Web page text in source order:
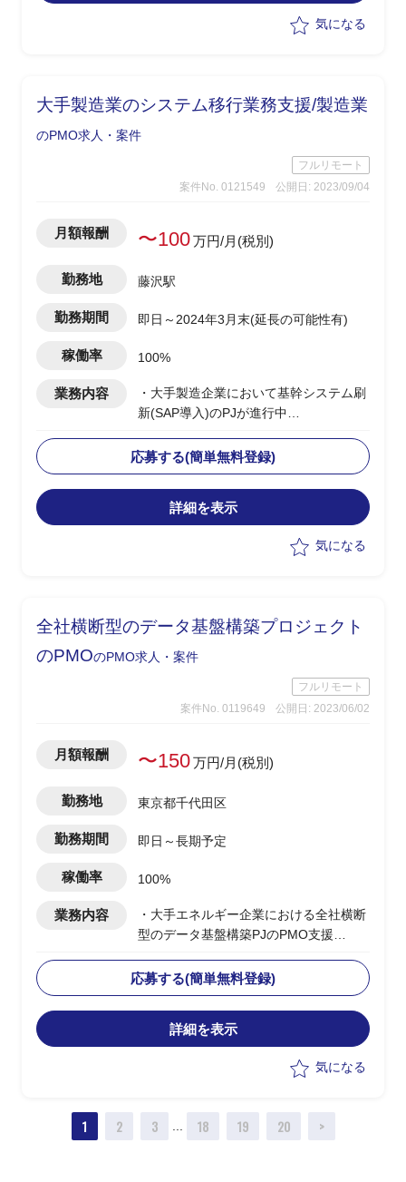
気になる
大手製造業のシステム移行業務支援/製造業
のPMO求人・案件
フルリモート
案件No. 0121549
公開日: 2023/09/04
月額報酬 〜100万円/月(税別)
勤務地 藤沢駅
勤務期間 即日～2024年3月末(延長の可能性有)
稼働率 100%
業務内容
・大手製造企業において基幹システム刷
新(SAP導入)のPJが進行中
辺業務システムの移行フェーズ
└原価領域を中心に複数領域での移行デ
ータ作成、手順調整およびシステムテス
ト対応を実施
・関連部門およびベンダーとの調整
・システム本番稼働後のハイパーケア
応募する(簡単無料登録)
詳細を表示
気になる
全社横断型のデータ基盤構築プロジェクト
のPMOのPMO求人・案件
フルリモート
案件No. 0119649
公開日: 2023/06/02
月額報酬 〜150万円/月(税別)
勤務地 東京都千代田区
勤務期間 即日～長期予定
稼働率 100%
業務内容
・大手エネルギー企業における全社横断
型のデータ基盤構築PJのPMO支援
必要ドキュメントの作成、関係部署との
調整等
応募する(簡単無料登録)
詳細を表示
気になる
1 2 3 ... 18 19 20 >